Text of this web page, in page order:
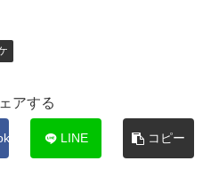
アする
LINE コピー